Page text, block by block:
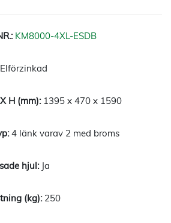
KM8000-4XL-ESDB
Elförzinkad
1395 x 470 x 1590
4 länk varav 2 med broms
Ja
250